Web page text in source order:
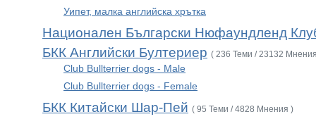
Уипет, малка английска хрътка
Национален Български Нюфаундленд
БКК Английски Бултериер ( 236 Теми / 23132
Club Bullterrier dogs - Male
Club Bullterrier dogs - Female
БКК Китайски Шар-Пей ( 95 Теми / 4828 Мнения )